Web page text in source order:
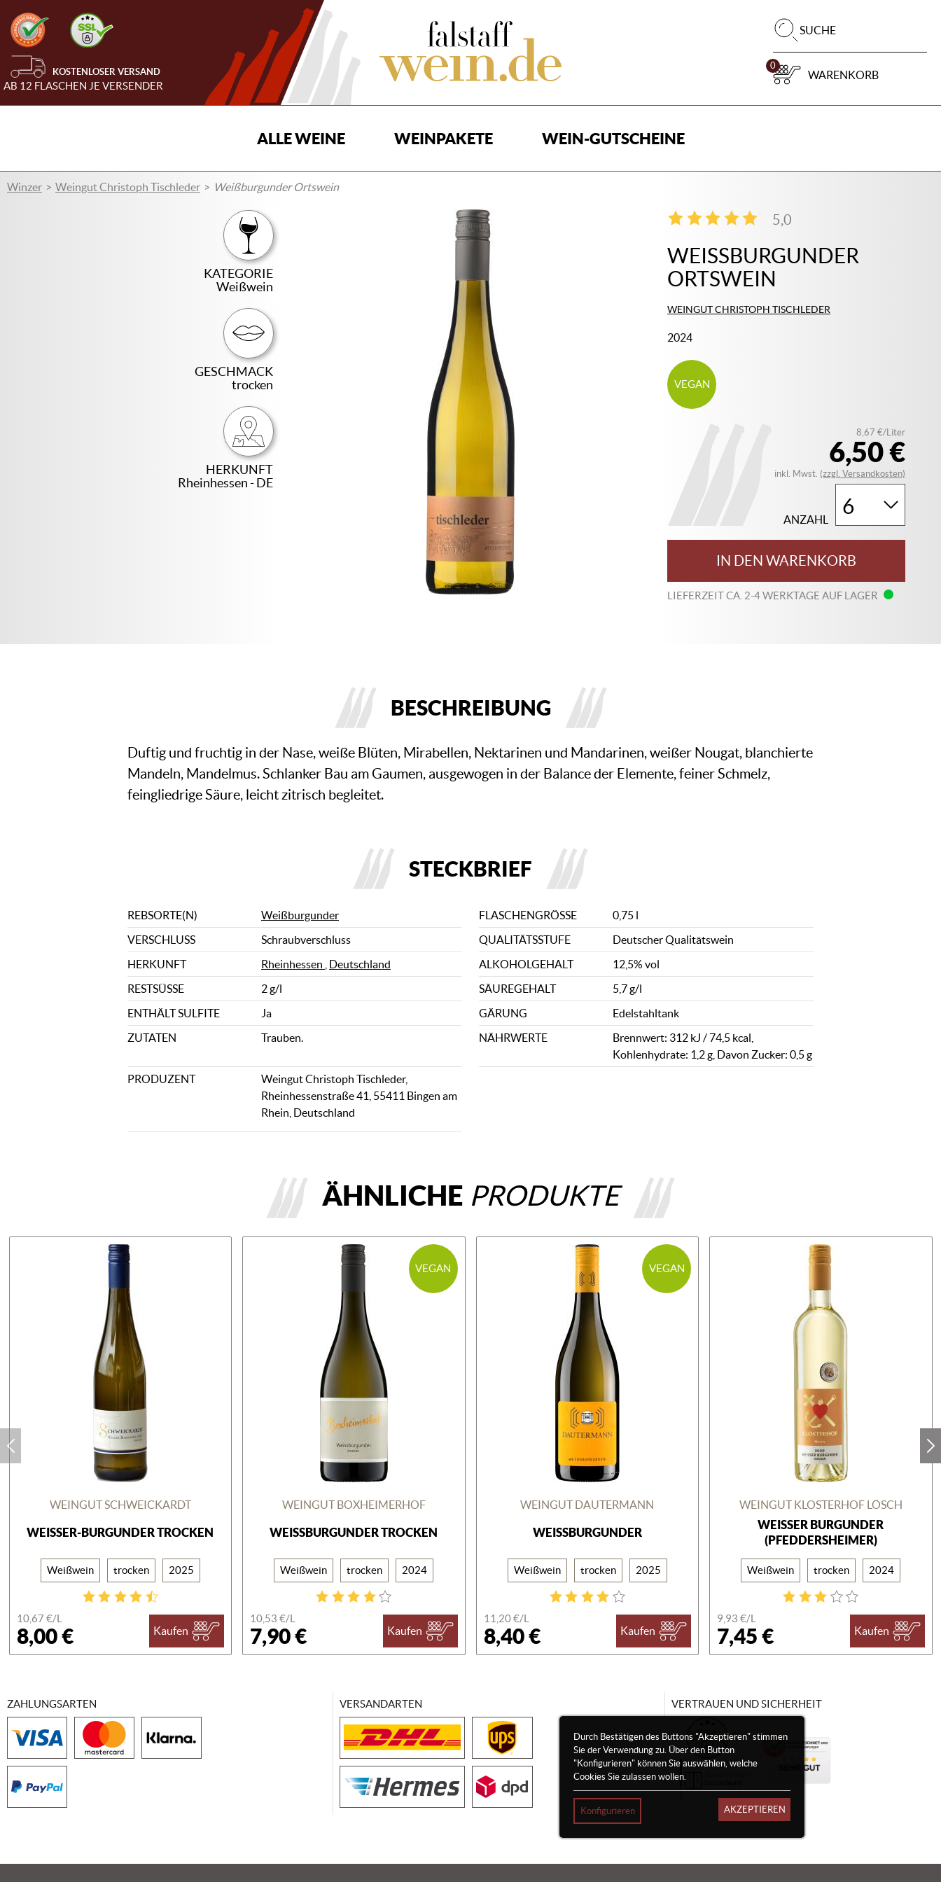
KOSTENLOSER VERSAND
AB 12 FLASCHEN JE VERSENDER
SUCHE
0
WARENKORB
ALLE WEINE WEINPAKETE WEIN-GUTSCHEINE
Winzer Weingut Christoph Tischleder Weißburgunder Ortswein
KATEGORIE
Weißwein
GESCHMACK
trocken
HERKUNFT
Rheinhessen - DE
WEISSBURGUNDER O
RTSWEIN
WEINGUT CHRISTOPH TISCHLEDER
2024
5,0
2
VEGAN
6,50 €
8,67 €/Liter
inkl. Mwst. (zzgl. Versandkosten)
ANZAHL
IN DEN WARENKORB
LIEFERZEIT CA. 2-4 WERKTAGE AUF LAGER
BESCHREIBUNG
Duftig und fruchtig in der Nase, weiße Blüten, Mirabellen, Nektarinen und Mandarinen, weißer Nougat, blanchierte
Mandeln, Mandelmus. Schlanker Bau am Gaumen, ausgewogen in der Balance der Elemente, feiner Schmelz,
feingliedrige Säure, leicht zitrisch begleitet.
STECKBRIEF
REBSORTE(N) Weißburgunder FLASCHENGRÖSSE
0,75 l
VERSCHLUSS
Schraubverschluss QUALITÄTSSTUFE
Deutscher Qualitätswein
HERKUNFT
Rheinhessen Deutschland ALKOHOLGEHALT
12,5% vol
RESTSÜSSE
2 g/l SÄUREGEHALT
5,7 g/l
ENTHÄLT SULFITE
Ja GÄRUNG
Edelstahltank
ZUTATEN
Trauben. NÄHRWERTE
Brennwert: 312 kJ / 74,5 kcal,
Kohlenhydrate: 1,2 g, Davon Zucker: 0,5 g
PRODUZENT
Weingut Christoph Tischleder,
Rheinhessenstraße 41, 55411 Bingen am
Rhein, Deutschland
ÄHNLICHE PRODUKTE
WEINGUT SCHWEICKARDT
WEISSER-BURGUNDER TROCKEN
Weißwein trocken 2025
10,67 €/L
8,00 € Kaufen
VEGAN
WEINGUT BOXHEIMERHOF
WEISSBURGUNDER TROCKEN
Weißwein trocken 2024
10,53 €/L
7,90 € Kaufen
VEGAN
WEINGUT DAUTERMANN
WEISSBURGUNDER
Weißwein trocken 2025
11,20 €/L
8,40 € Kaufen
WEINGUT KLOSTERHOF LÖSCH
WEISSER BURGUNDER (
PFEDDERSHEIMER)
Weißwein trocken 2024
9,93 €/L
7,45 € Kaufen
Durch Bestätigen des Buttons "Akzeptieren" stimmen
Sie der Verwendung zu. Über den Button
"Konfigurieren" können Sie auswählen, welche
Cookies Sie zulassen wollen.
Konfigurieren AKZEPTIEREN
ZAHLUNGSARTEN VERSANDARTEN VERTRAUEN UND SICHERHEIT